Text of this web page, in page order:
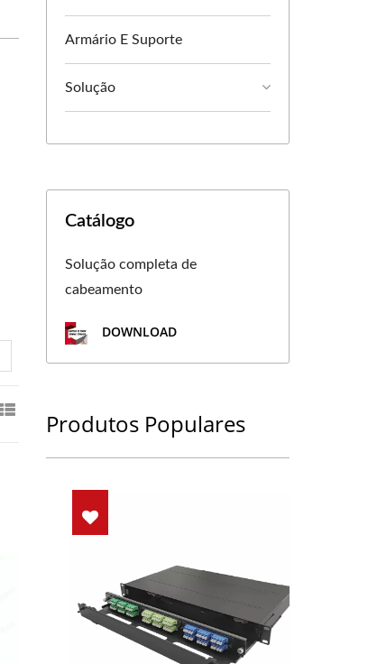
Armário E Suporte
Solução
Catálogo
Solução completa de
cabeamento
DOWNLOAD
Produtos Populares